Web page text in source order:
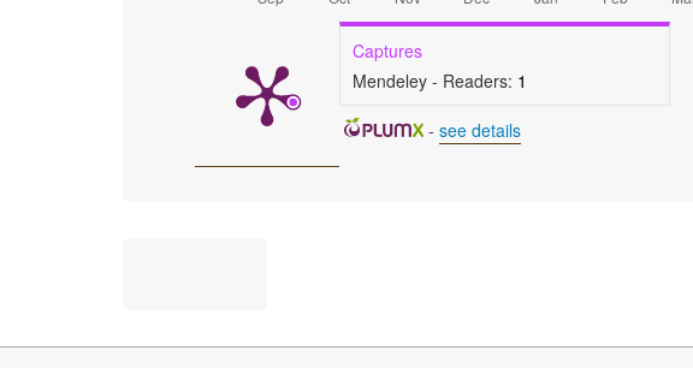
Captures
Mendeley - Readers: 1
- see details